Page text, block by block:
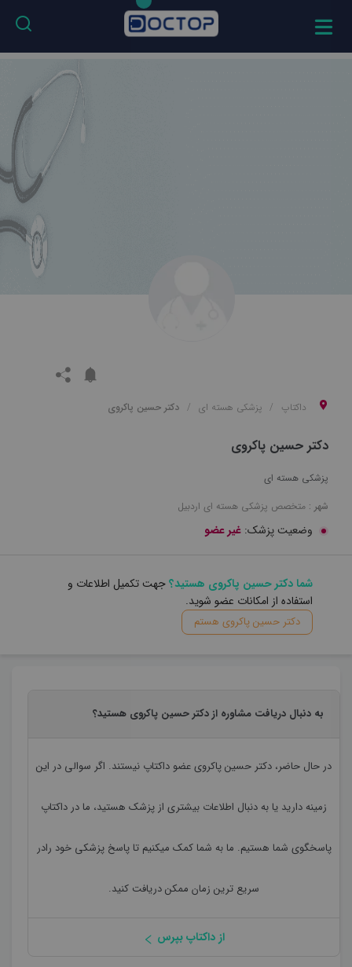
داکتاپ پزشکی هسته ای دکتر حسین پاکروی
دکتر حسین پاکروی
پزشکی هسته ای
شهر : متخصص پزشکی هسته ای اردبیل
وضعیت پزشک: غیر عضو
شما دکتر حسین پاکروی هستید؟جهت تکمیل اطلاعات و
استفاده از امکانات عضو شوید.
دکتر حسین پاکروی هستم
به دنبال دریافت مشاوره از دکتر حسین پاکروی هستید؟
در حال حاضر، دکتر حسین پاکرویعضو داکتاپ نیستند. اگر سوالی در این
زمینه دارید یا به دنبال اطلاعات بیشتری از پزشک هستید، ما در داکتاپ
پاسخگوی شما هستیم. ما به شما کمک میکنیم تا پاسخ پزشکی خود رادر
سریع ترین زمان ممکن دریافت کنید.
از داکتاپ بپرس